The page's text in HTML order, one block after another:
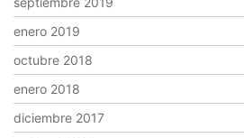
enero 2019
octubre 2018
enero 2018
diciembre 2017